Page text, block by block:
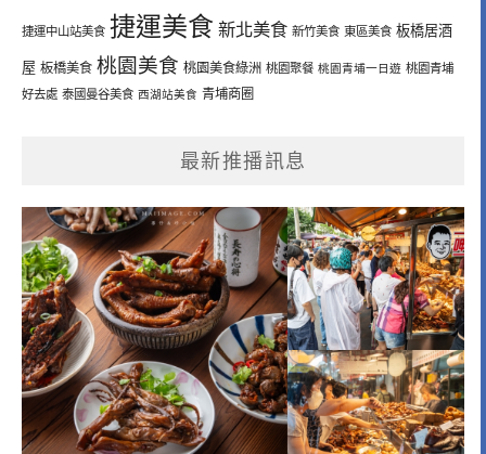
捷運中山站美食 捷運美食 新北美食 新竹美食 東區美食 板橋居酒
屋 板橋美食 桃園美食 桃園美食綠洲 桃園聚餐 桃園青埔一日遊 桃園青埔
好去處 泰國曼谷美食 西湖站美食 青埔商圈
最新推播訊息